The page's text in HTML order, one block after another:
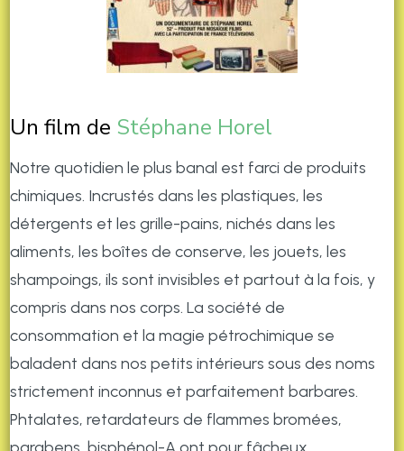
Un film de Stéphane Horel
Notre quotidien le plus banal est farci de produits
chimiques. Incrustés dans les plastiques, les
détergents et les grille-pains, nichés dans les
aliments, les boîtes de conserve, les jouets, les
shampoings, ils sont invisibles et partout à la fois, y
compris dans nos corps. La société de
consommation et la magie pétrochimique se
baladent dans nos petits intérieurs sous des noms
strictement inconnus et parfaitement barbares.
Phtalates, retardateurs de flammes bromées,